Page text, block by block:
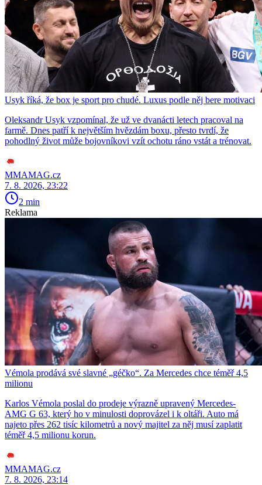
Usyk říká, že box je sport pro chudé. Luxus podle něj bere motivaci
Oleksandr Usyk vzpomínal, že už ve dvanácti letech pracoval na
farmě. Dnes patří k největším hvězdám boxu, přesto tvrdí, že
pohodlný život může bojovníkovi vzít ochotu ráno vstát a trénovat.
MMAMAG.cz
7. 8. 2026, 23:22
2 min
Reklama
Vémola prodává své slavné „géčko“. Za Mercedes chce téměř 4,5
milionu
Karlos Vémola poslal do prodeje výrazně upravený Mercedes-
AMG G 63, který ho v minulosti doprovázel i k oltáři. Auto má
najeto přes 262 tisíc kilometrů a nový majitel za něj musí zaplatit
téměř 4,5 milionu korun.
MMAMAG.cz
7. 8. 2026, 23:14